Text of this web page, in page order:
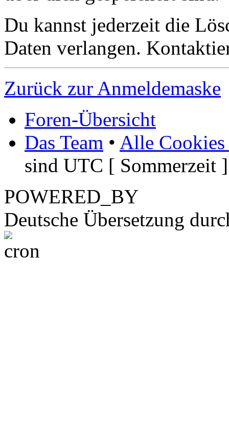
Du kannst jederzeit die
Daten verlangen.
Zurück zur Anmeldemaske
Foren-Übersicht
Das Team • Alle Cookies
sind UTC [ Sommerzeit ]
POWERED_BY
Deutsche Übersetzung